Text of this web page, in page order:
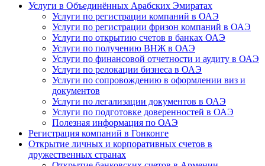
Услуги в Объединённых Арабских Эмиратах
Услуги по регистрации компаний в ОАЭ
Услуги по регистрации фризон компаний в ОАЭ
Услуги по открытию счетов в банках ОАЭ
Услуги по получению ВНЖ в ОАЭ
Услуги по финансовой отчетности и аудиту в ОАЭ
Услуги по релокации бизнеса в ОАЭ
Услуги по сопровождению в оформлении виз и
документов
Услуги по легализации документов в ОАЭ
Услуги по подготовке доверенностей в ОАЭ
Полезная информация по ОАЭ
Регистрация компаний в Гонконге
Открытие личных и корпоративных счетов в
дружественных странах